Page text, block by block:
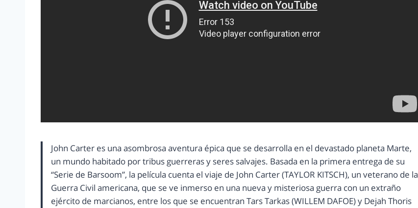
John Carter es una asombrosa aventura épica que se desarrolla en el devastado planeta Marte,
un mundo habitado por tribus guerreras y seres salvajes. Basada en la primera entrega de su
“Serie de Barsoom”, la película cuenta el viaje de John Carter (TAYLOR KITSCH), un veterano de la
Guerra Civil americana, que se ve inmerso en una nueva y misteriosa guerra con un extraño
ejército de marcianos, entre los que se encuentran Tars Tarkas (WILLEM DAFOE) y Dejah Thoris